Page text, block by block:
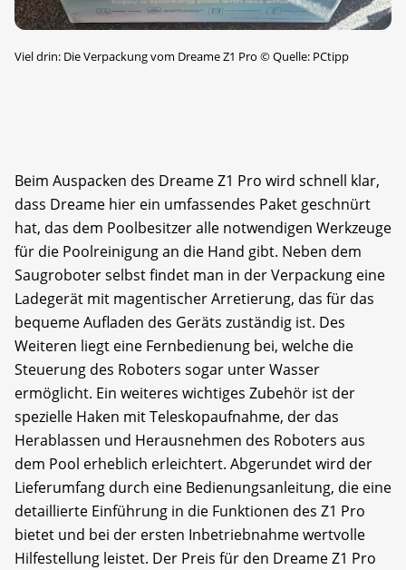
Viel drin: Die Verpackung vom Dreame Z1 Pro ©Quelle: PCtipp
Beim Auspacken des Dreame Z1 Pro wird schnell klar,
dass Dreame hier ein umfassendes Paket geschnürt
hat, das dem Poolbesitzer alle notwendigen Werkzeuge
für die Poolreinigung an die Hand gibt. Neben dem
Saugroboter selbst findet man in der Verpackung eine
Ladegerät mit magentischer Arretierung, das für das
bequeme Aufladen des Geräts zuständig ist. Des
Weiteren liegt eine Fernbedienung bei, welche die
Steuerung des Roboters sogar unter Wasser
ermöglicht. Ein weiteres wichtiges Zubehör ist der
spezielle Haken mit Teleskopaufnahme, der das
Herablassen und Herausnehmen des Roboters aus
dem Pool erheblich erleichtert. Abgerundet wird der
Lieferumfang durch eine Bedienungsanleitung, die eine
detaillierte Einführung in die Funktionen des Z1 Pro
bietet und bei der ersten Inbetriebnahme wertvolle
Hilfestellung leistet. Der Preis für den Dreame Z1 Pro